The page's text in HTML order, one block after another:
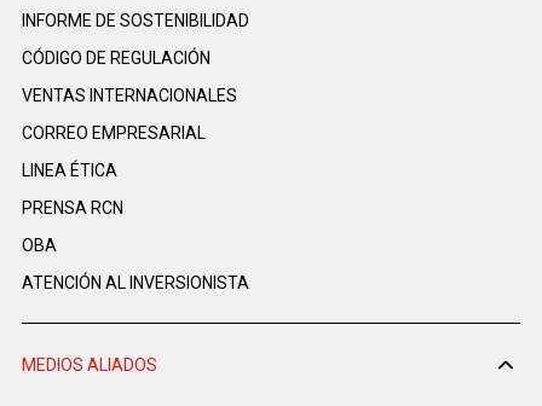
INFORME DE SOSTENIBILIDAD
CÓDIGO DE REGULACIÓN
VENTAS INTERNACIONALES
CORREO EMPRESARIAL
LINEA ÉTICA
PRENSA RCN
OBA
ATENCIÓN AL INVERSIONISTA
MEDIOS ALIADOS